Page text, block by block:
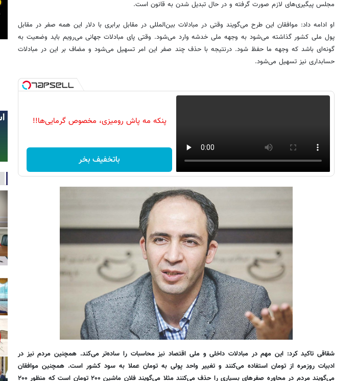
مجلس پیگیری‌های لازم صورت گرفته و در حال تبدیل شدن به قانون است.
او ادامه داد: موافقان این طرح می‌گویند وقتی در مبادلات بین‌المللی در مقابل برابری با دلار این همه صفر در مقابل
پول ملی کشور گذاشته می‌شود به وجهه ملی خدشه وارد می‌شود. وقتی پای مبادلات جهانی می‌رویم باید وضعیت به
گونه‌ای باشد که وجهه ما حفظ شود. درنتیجه با حذف چند صفر این امر تسهیل می‌شود و مضاف بر این در مبادلات
حسابداری نیز تسهیل می‌شود.
پنکه مه پاش رومیزی، مخصوص گرمایی‌ها!!
باتخفیف بخر
شقاقی تاکید کرد: این مهم در مبادلات داخلی و ملی اقتصاد نیز محاسبات را ساده‌تر می‌کند. همچنین مردم نیز در
ادبیات روزمره از تومان استفاده می‌کنند و تغییر واحد پولی به تومان عملا به سود کشور است. همچنین موافقان
می‌گویند مردم در محاوره صفرهای بسیاری را حذف می‌کنند مثلا می‌گویند فلان ماشین ۲۰۰ تومان است که منظور ۲۰۰